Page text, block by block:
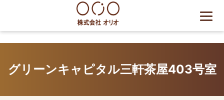
content
世田谷区の相続・空き家・借
却・買取は株式会社Orio
グリーンキャピタル三軒茶屋403号室